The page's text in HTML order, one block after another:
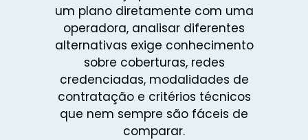
um plano diretamente com uma
operadora, analisar diferentes
alternativas exige conhecimento
sobre coberturas, redes
credenciadas, modalidades de
contratação e critérios técnicos
que nem sempre são fáceis de
comparar.